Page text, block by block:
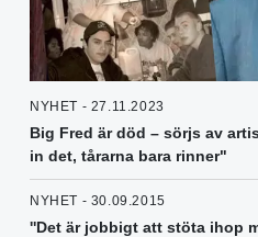
NYHET - 27.11.2023
Big Fred är död – sörjs av
in det, tårarna bara rinner"
NYHET - 30.09.2015
''Det är jobbigt att stöta ihop